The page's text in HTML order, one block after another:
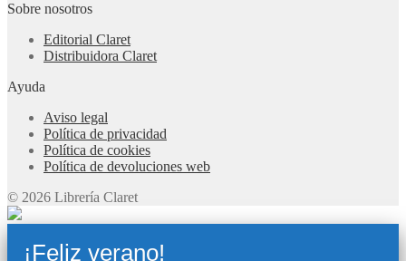
Sobre nosotros
Editorial Claret
Distribuidora Claret
Ayuda
Aviso legal
Política de privacidad
Política de cookies
Política de devoluciones web
© 2026 Librería Claret
¡Feliz verano!